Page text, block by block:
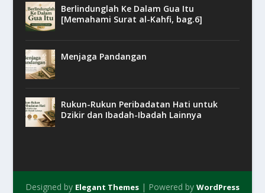
Berlindunglah Ke Dalam Gua Itu
[Memahami Surat al-Kahfi, bag.6]
Menjaga Pandangan
Rukun-Rukun Peribadatan Hati untuk
Dzikir dan Ibadah-Ibadah Lainnya
Designed by Elegant Themes| Powered by WordPress